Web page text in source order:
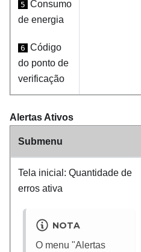
5 Consumo
de energia
6 Código
do ponto de
verificação
Alertas Ativos
Submenu
Tela inicial: Quantidade de
erros ativa
NOTA
O menu
Alertas